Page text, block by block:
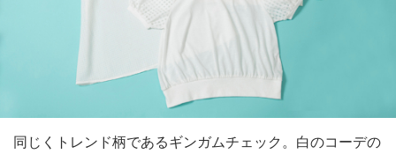
同じくトレンド柄であるギンガムチェック。白のコーデの